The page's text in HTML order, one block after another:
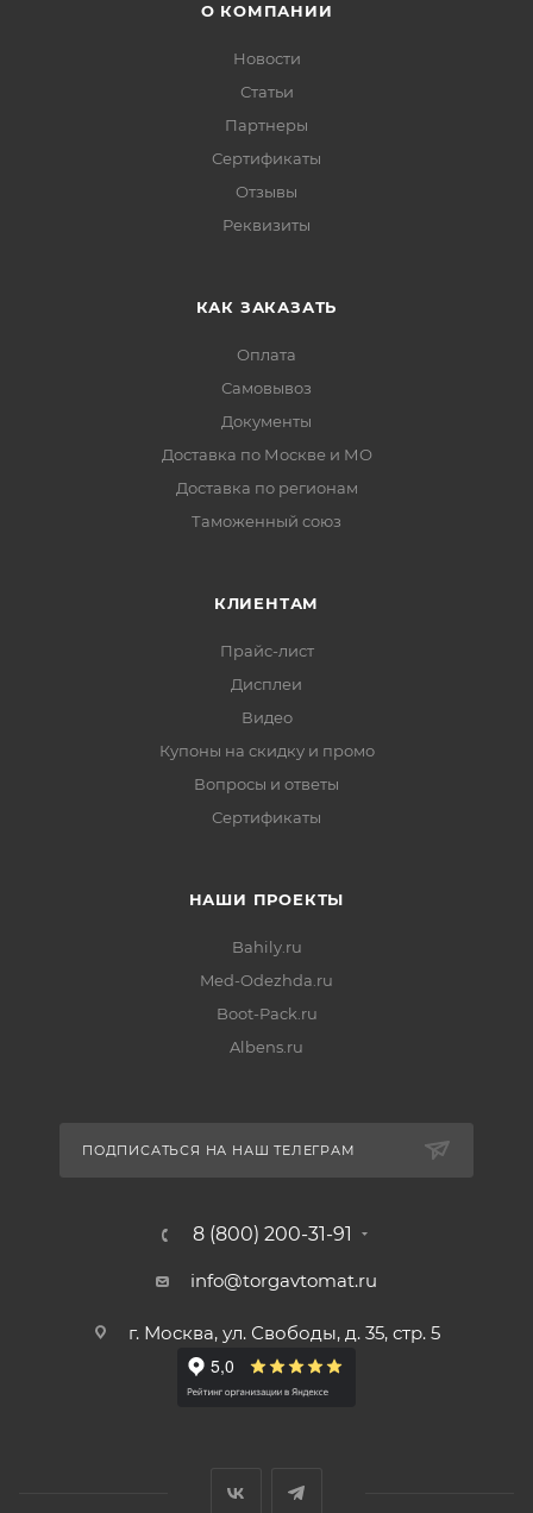
О КОМПАНИИ
Новости
Статьи
Партнеры
Сертификаты
Отзывы
Реквизиты
КАК ЗАКАЗАТЬ
Оплата
Самовывоз
Документы
Доставка по Москве и МО
Доставка по регионам
Таможенный союз
КЛИЕНТАМ
Прайс-лист
Дисплеи
Видео
Купоны на скидку и промо
Вопросы и ответы
Сертификаты
НАШИ ПРОЕКТЫ
Bahily.ru
Med-Odezhda.ru
Boot-Pack.ru
Albens.ru
ПОДПИСАТЬСЯ НА НАШ ТЕЛЕГРАМ
8 (800) 200-31-91
info@torgavtomat.ru
г. Москва, ул. Свободы, д. 35, стр. 5